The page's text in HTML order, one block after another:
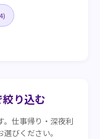
り込む
。仕事帰り・深夜利
びください。